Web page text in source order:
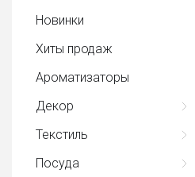
Новинки
Хиты продаж
Ароматизаторы
Декор
Текстиль
Посуда